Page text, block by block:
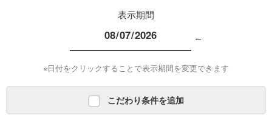
表示期間
～
※日付をクリックすることで表示期間を変更できます
こだわり条件を追加